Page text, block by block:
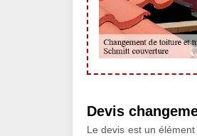
Devis
Le devis est un